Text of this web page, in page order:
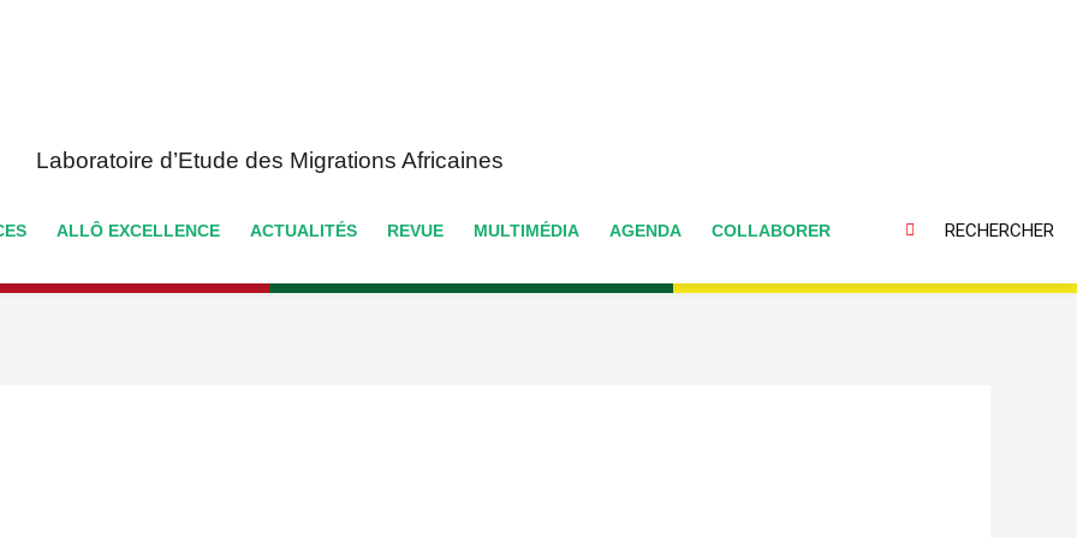
Laboratoire d’Etude des Migrations Africaines
ALLÔ EXCELLENCE ACTUALITÉS REVUE MULTIMÉDIA AGENDA COLLABORER RECHERCHER